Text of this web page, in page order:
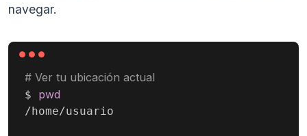
navegar.
# Ver tu ubicación actual
$ pwd
/home/usuario